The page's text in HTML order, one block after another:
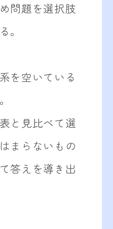
問題を選択肢
。
を空いている
と見比べて選
まらないもの
答えを導き出